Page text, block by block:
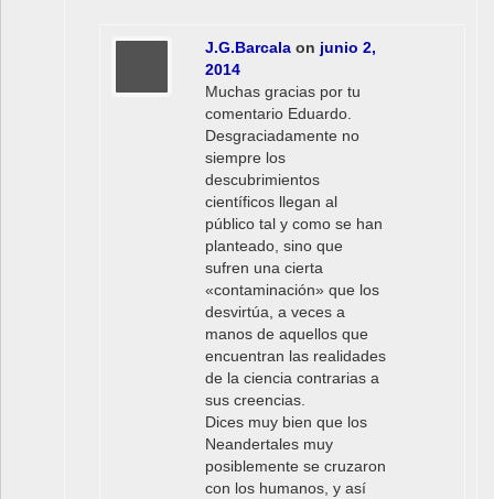
J.G.Barcala on junio 2,
2014
Muchas gracias por tu
comentario Eduardo.
Desgraciadamente no
siempre los
descubrimientos
científicos llegan al
público tal y como se han
planteado, sino que
sufren una cierta
«contaminación» que los
desvirtúa, a veces a
manos de aquellos que
encuentran las realidades
de la ciencia contrarias a
sus creencias.
Dices muy bien que los
Neandertales muy
posiblemente se cruzaron
con los humanos, y así